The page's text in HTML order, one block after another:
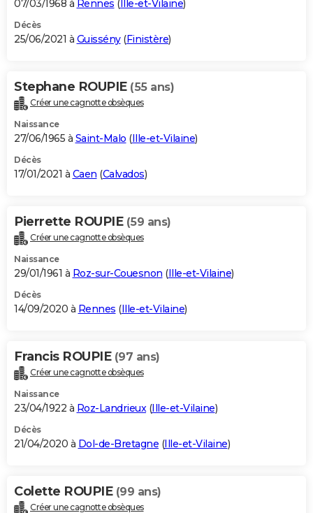
07/03/1968 à Rennes ( Ille-et-Vilaine)
Décès
25/06/2021 à Guissény(Finistère)
Stephane ROUPIE (55 ans)
Créer une cagnotte obsèques
Naissance
27/06/1965 à Saint-Malo (Ille-et-Vilaine)
Décès
17/01/2021 à Caen (Calvados)
Pierrette ROUPIE (59 ans)
Créer une cagnotte obsèques
Naissance
29/01/1961 à Roz-sur-Couesnon (Ille-et-Vilaine)
Décès
14/09/2020 à Rennes (Ille-et-Vilaine)
Francis ROUPIE (97 ans)
Créer une cagnotte obsèques
Naissance
23/04/1922 à Roz-Landrieux(Ille-et-Vilaine)
Décès
21/04/2020 à Dol-de-Bretagne (Ille-et-Vilaine)
Colette ROUPIE (99 ans)
Créer une cagnotte obsèques